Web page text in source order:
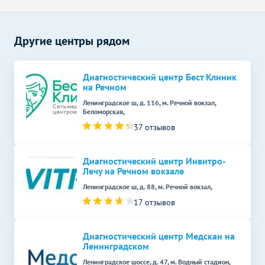
(трансабдоминально)
1000р. -
Рентген головы
Рентген пазух носа 500р. -
Рентген позвоночника Без контраста С контрастом
Рентген шейного отдела
позвоночника
1000р. -
Рентген суставов и костей Без контраста С контрастом
Рентген плечевого сустава 800р.
Рентген ключицы
500р.
Рентген лучезапястного
800р. -
Другие центры рядом
Диагностический центр Бест Клиник
на Речном
Ленинградское ш, д. 116, м. Речной вокзал,
Беломорская,
37 отзывов
Диагностический центр Инвитро-
Лечу на Речном вокзале
Ленинградское ш, д. 88, м. Речной вокзал,
17 отзывов
Диагностический центр Медскан на
Ленинградском
Ленинградское шоссе, д. 47, м. Водный стадион,